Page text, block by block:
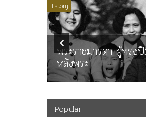
History
พระราชมารดา ผู้ทรง
หลังพระ
Popular